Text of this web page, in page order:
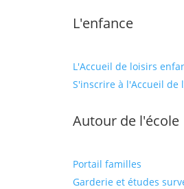
L'enfance
L'Accueil de loisirs
S'inscrire à l'Accueil de
Autour de l'école
Portail familles
Garderie et études